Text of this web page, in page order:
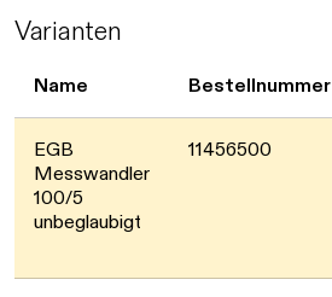
Varianten
Name Bestellnummer
EGB
Messwandler
100/5
unbeglaubigt
11456500